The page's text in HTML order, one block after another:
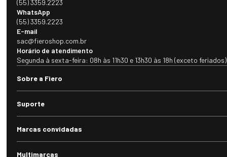
(55) 3359.2223
WhatsApp
(55) 3359.2223
E-mail
sac@fieroshop.com.br
Horário de atendimento
Segunda à sexta-feira: 08h às 11h30 e 13h30 às 18h (exceto feriados)
Sobre a Fiero
Suporte
Marcas convidadas
Multimarcas